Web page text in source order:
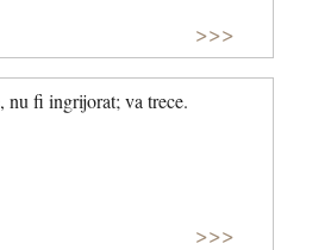
>>>
nu fi ingrijorat; va trece.
>>>